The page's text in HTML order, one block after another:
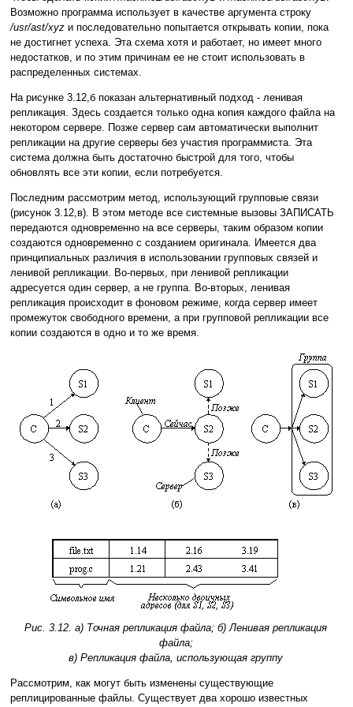
Возможно программа использует в качестве аргумента строку
/usr/ast/xyz и последовательно попытается открывать копии, пока
не достигнет успеха. Эта схема хотя и работает, но имеет много
недостатков, и по этим причинам ее не стоит использовать в
распределенных системах.
На рисунке 3.12,б показан альтернативный подход - ленивая
репликация. Здесь создается только одна копия каждого файла на
некотором сервере. Позже сервер сам автоматически выполнит
репликации на другие серверы без участия программиста. Эта
система должна быть достаточно быстрой для того, чтобы
обновлять все эти копии, если потребуется.
Последним рассмотрим метод, использующий групповые связи
(рисунок 3.12,в). В этом методе все системные вызовы ЗАПИСАТЬ
передаются одновременно на все серверы, таким образом копии
создаются одновременно с созданием оригинала. Имеется два
принципиальных различия в использовании групповых связей и
ленивой репликации. Во-первых, при ленивой репликации
адресуется один сервер, а не группа. Во-вторых, ленивая
репликация происходит в фоновом режиме, когда сервер имеет
промежуток свободного времени, а при групповой репликации все
копии создаются в одно и то же время.
Рис. 3.12. а) Точная репликация файла; б) Ленивая репликация
файла;
в) Репликация файла, использующая группу
Рассмотрим, как могут быть изменены существующие
реплицированные файлы. Существует два хорошо известных